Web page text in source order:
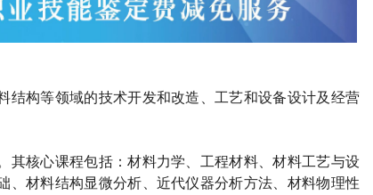
结构等领域的技术开发和改造、工艺和设备设计及经营
其核心课程包括：材料力学、工程材料、材料工艺与设
材料结构显微分析、近代仪器分析方法、材料物理性